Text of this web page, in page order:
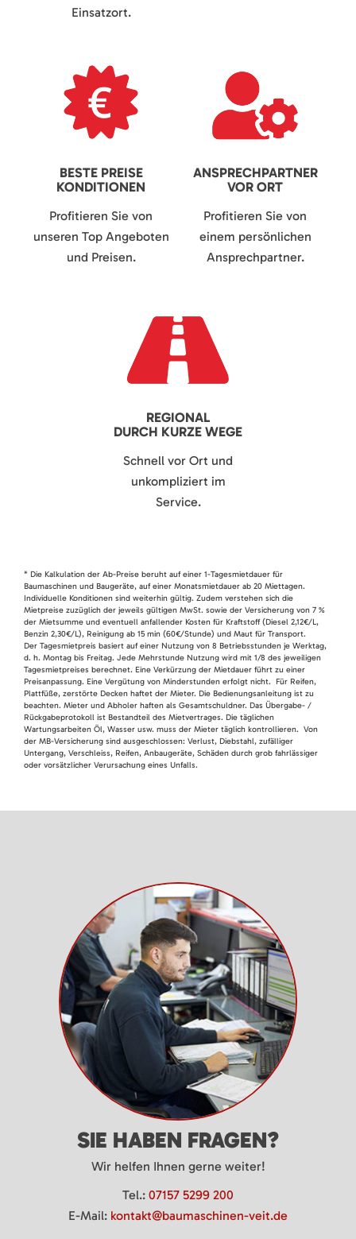
Einsatzort.
BESTE PREISE
KONDITIONEN
Profitieren Sie von
unseren Top Angeboten
und Preisen.
ANSPRECHPARTNER
VOR ORT
Profitieren Sie von
einem persönlichen
Ansprechpartner.
REGIONAL
DURCH KURZE WEGE
Schnell vor Ort und
unkompliziert im
Service.
* Die Kalkulation der Ab-Preise beruht auf einer 1-Tagesmietdauer für
Baumaschinen und Baugeräte, auf einer Monatsmietdauer ab 20 Miettagen.
Individuelle Konditionen sind weiterhin gültig. Zudem verstehen sich die
Mietpreise zuzüglich der jeweils gültigen MwSt. sowie der Versicherung von 7 %
der Mietsumme und eventuell anfallender Kosten für Kraftstoff (Diesel 2,12€/L,
Benzin 2,30€/L), Reinigung ab 15 min (60€/Stunde) und Maut für Transport.
Der Tagesmietpreis basiert auf einer Nutzung von 8 Betriebsstunden je Werktag,
d. h. Montag bis Freitag. Jede Mehrstunde Nutzung wird mit 1/8 des jeweiligen
Tagesmietpreises berechnet. Eine Verkürzung der Mietdauer führt zu einer
Preisanpassung. Eine Vergütung von Minderstunden erfolgt nicht. Für Reifen,
Plattfüße, zerstörte Decken haftet der Mieter. Die Bedienungsanleitung ist zu
beachten. Mieter und Abholer haften als Gesamtschuldner. Das Übergabe- /
Rückgabeprotokoll ist Bestandteil des Mietvertrages. Die täglichen
Wartungsarbeiten Öl, Wasser usw. muss der Mieter täglich kontrollieren. Von
der MB-Versicherung sind ausgeschlossen: Verlust, Diebstahl, zufälliger
Untergang, Verschleiss, Reifen, Anbaugeräte, Schäden durch grob fahrlässiger
oder vorsätzlicher Verursachung eines Unfalls.
SIE HABEN FRAGEN?
Wir helfen Ihnen gerne weiter!
Tel.: 07157 5299 200
E-Mail: kontakt@baumaschinen-veit.de